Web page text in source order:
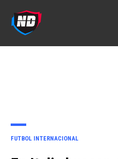
contenido
PUBLICADO
FUTBOL INTERNACIONAL